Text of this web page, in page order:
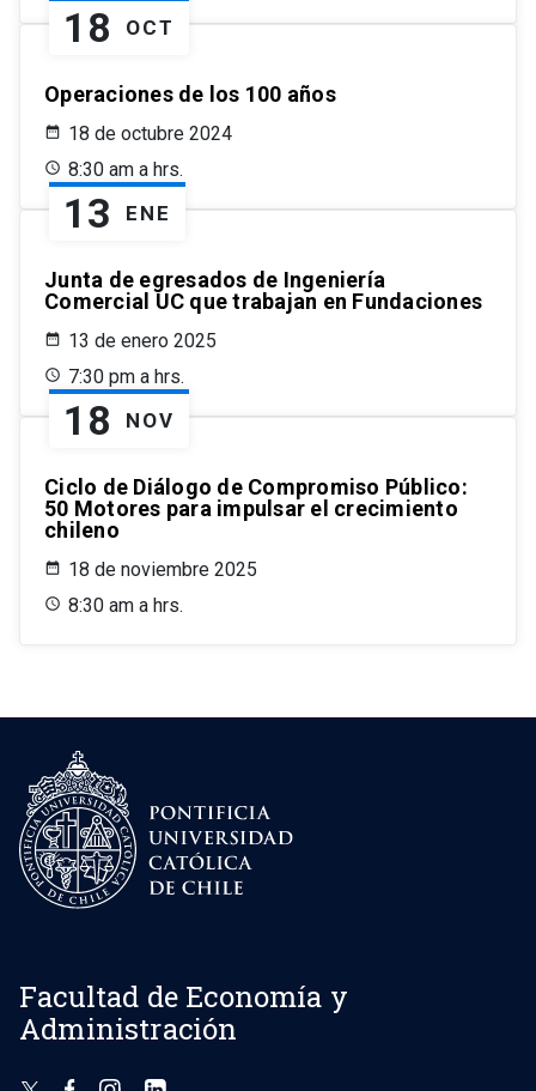
18 OCT
Operaciones de los 100 años
18 de octubre 2024
8:30 am a hrs.
13 ENE
Junta de egresados de Ingeniería
Comercial UC que trabajan en Fundaciones
13 de enero 2025
7:30 pm a hrs.
18 NOV
Ciclo de Diálogo de Compromiso Público:
50 Motores para impulsar el crecimiento
chileno
18 de noviembre 2025
8:30 am a hrs.
Facultad de Economía y
Administración